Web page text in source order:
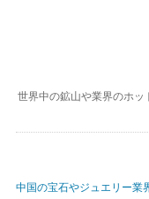
世界中の鉱山や業界のホッ
中国の宝石やジュエリー業